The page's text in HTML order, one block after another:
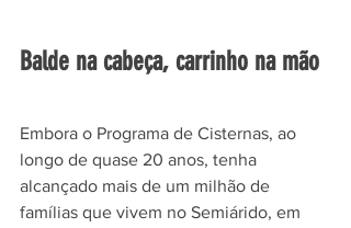
Balde na cabeça, carrinho na mão
Embora o Programa de Cisternas, ao
longo de quase 20 anos, tenha
alcançado mais de um milhão de
famílias que vivem no Semiárido, em